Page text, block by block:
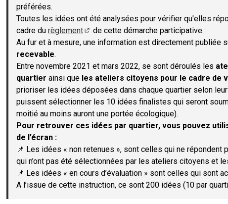
préférées.
Toutes les idées ont été analysées pour vérifier qu'elles
cadre du règlement
(S'ouvre dans un nouvel onglet)
de cette démarche participative.
Au fur et à mesure, une information est directement publiée
recevable.
Entre novembre 2021 et mars 2022, se sont déroulés les
quartier ainsi que les ateliers citoyens pour le cadre de
prioriser les idées déposées dans chaque quartier selon
puissent sélectionner les 10 idées finalistes qui seront
moitié au moins auront une portée écologique).
Pour retrouver ces idées par quartier, vous pouvez
de l’écran :
📌 Les idées « non retenues », sont celles qui ne
qui n’ont pas été sélectionnées par les ateliers citoyens et
📌 Les idées « en cours d’évaluation » sont celles qui sont
A l’issue de cette instruction, ce sont 200 idées (10 par